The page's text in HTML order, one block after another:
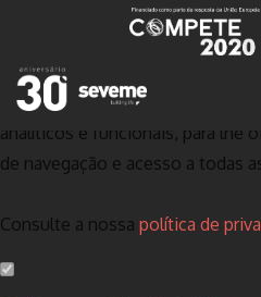
Defina as suas
Este website utiliza cookies
analíticos e funcionais, para lhe
de navegação e acesso a todas
Consulte a nossa política de